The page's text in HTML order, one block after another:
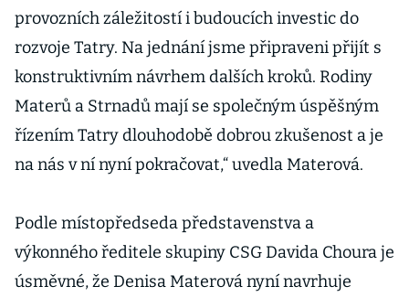
provozních záležitostí i budoucích investic do
rozvoje Tatry. Na jednání jsme připraveni přijít s
konstruktivním návrhem dalších kroků. Rodiny
Materů a Strnadů mají se společným úspěšným
řízením Tatry dlouhodobě dobrou zkušenost a je
na nás v ní nyní pokračovat,“ uvedla Materová.
Podle místopředseda představenstva a
výkonného ředitele skupiny CSG Davida Choura je
úsměvné, že Denisa Materová nyní navrhuje